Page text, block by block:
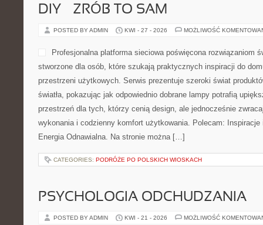
DIY – ZRÓB TO SAM
POSTED BY ADMIN KWI - 27 - 2026 MOŻLIWOŚĆ
Profesjonalna platforma sieciowa poświęcona rozwiązaniom
stworzone dla osób, które szukają praktycznych inspiracji do
przestrzeni użytkowych. Serwis prezentuje szeroki świat
światła, pokazując jak odpowiednio dobrane lampy potrafią
przestrzeń dla tych, którzy cenią design, ale jednocześnie
wykonania i codzienny komfort użytkowania. Polecam:
Energia Odnawialna. Na stronie można […]
CATEGORIES: PODRÓŻE PO POLSKICH WIOSKACH
PSYCHOLOGIA ODCHUDZANIA
POSTED BY ADMIN KWI - 21 - 2026 MOŻLIWOŚĆ